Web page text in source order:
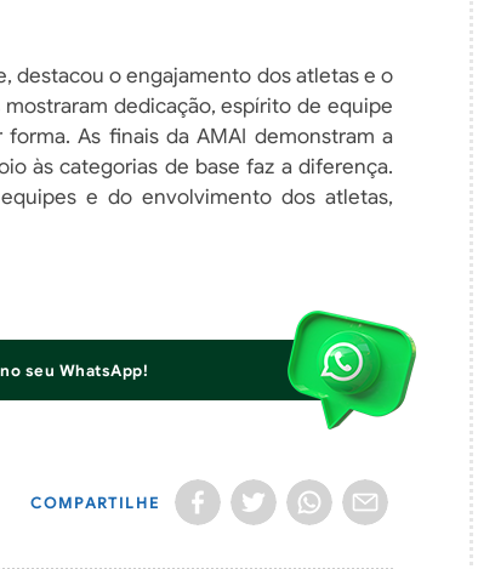
destacou o engajamento dos atletas e o
dedicação, espírito de equipe
As finais da AMAI demonstram a
às categorias de base faz a diferença.
e do envolvimento dos atletas,
seu WhatsApp!
COMPARTILHE